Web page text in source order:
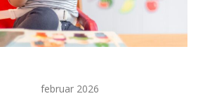
februar 2026